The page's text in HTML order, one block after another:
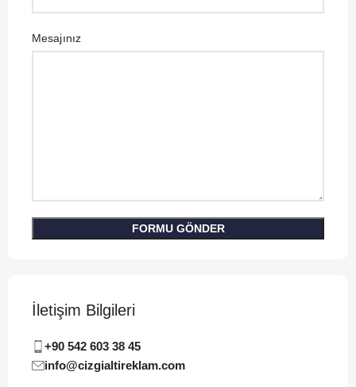
Mesajınız
İletişim Bilgileri
+90 542 603 38 45
info@cizgialtireklam.com